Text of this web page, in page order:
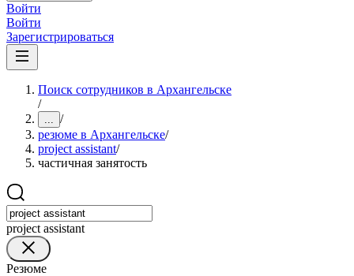
Войти
Войти
Зарегистрироваться
Поиск сотрудников в Архангельске
/
... /
резюме в Архангельске/
project assistant/
частичная занятость
project assistant
Резюме